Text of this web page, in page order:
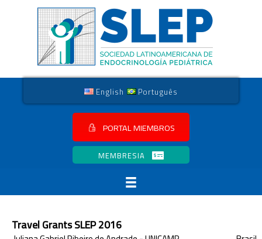
English Português
PORTAL MIEMBROS
MEMBRESIA
Travel Grants SLEP 2016